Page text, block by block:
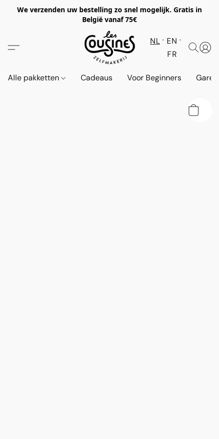
We verzenden uw bestelling zo snel mogelijk. Gratis in
België vanaf 75€
NL
EN
FR
Alle pakketten Cadeaus Voor Beginners